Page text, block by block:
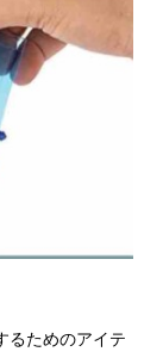
るためのアイテ